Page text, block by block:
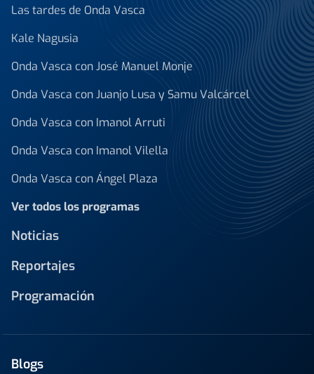
Las tardes de Onda Vasca
Kale Nagusia
Onda Vasca con José Manuel Monje
Onda Vasca con Juanjo Lusa y Samu Valcárcel
Onda Vasca con Imanol Arruti
Onda Vasca con Imanol Vilella
Onda Vasca con Ángel Plaza
Ver todos los programas
Noticias
Reportajes
Programación
Blogs